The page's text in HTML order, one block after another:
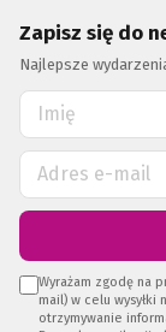
Zapisz się do
Najlepsze
Wyrażam zgodę na
mail) w celu
otrzymywanie